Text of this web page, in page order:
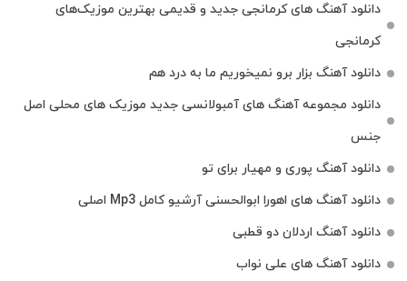
دانلود آهنگ‌ های کرمانجی جدید و قدیمی بهترین موزیک‌های
کرمانجی
دانلود آهنگ بزار برو نمیخوریم ما به درد هم
دانلود مجموعه آهنگ های آمبولانسی جدید موزیک های محلی اصل
جنس
دانلود آهنگ پوری و مهیار برای تو
دانلود آهنگ های اهورا ابوالحسنی آرشیو کامل Mp3 اصلی
دانلود آهنگ اردلان دو قطبی
دانلود آهنگ های علی نواب